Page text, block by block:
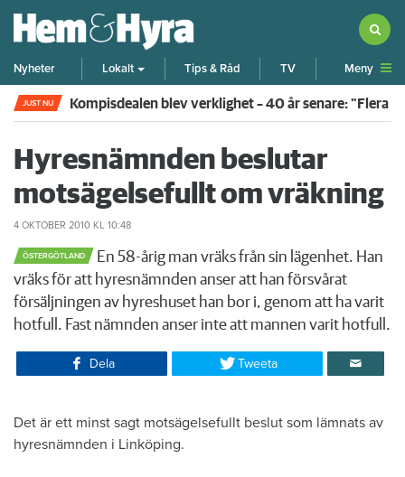
Nyheter Lokalt Tips & Råd TV Meny
JUST NU Kompisdealen blev verklighet – 40 år senare: "Flera
Hyresnämnden beslutar
motsägelsefullt om vräkning
4 OKTOBER 2010 KL 10:48
ÖSTERGÖTLAND
En 58-årig man vräks från sin lägenhet. Han
vräks för att hyresnämnden anser att han försvårat
försäljningen av hyreshuset han bor i, genom att ha varit
hotfull. Fast nämnden anser inte att mannen varit hotfull.
Dela Tweeta
Det är ett minst sagt motsägelsefullt beslut som lämnats av
hyresnämnden i Linköping.